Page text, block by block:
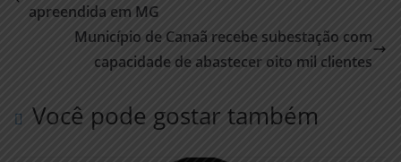
apreendida em MG
Município de Canaã recebe subestação com
capacidade de abastecer oito mil clientes
Você pode gostar também